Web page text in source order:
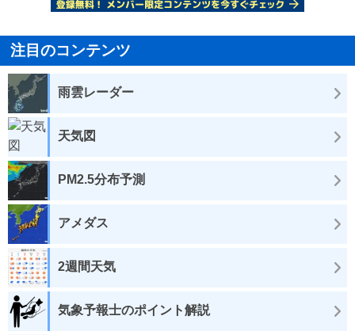
注目のコンテンツ
雨雲レーダー
天気図
PM2.5分布予測
アメダス
2週間天気
気象予報士のポイント解説